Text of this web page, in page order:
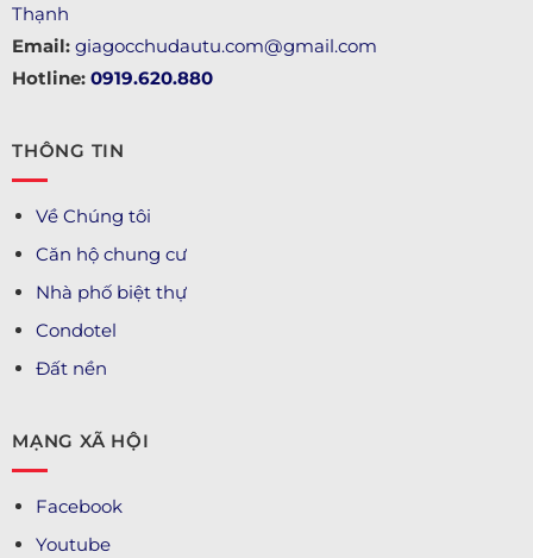
Thạnh
Email: giagocchudautu.com@gmail.com
Hotline: 0919.620.880
THÔNG TIN
Về Chúng tôi
Căn hộ chung cư
Nhà phố biệt thự
Condotel
Đất nền
MẠNG XÃ HỘI
Facebook
Youtube